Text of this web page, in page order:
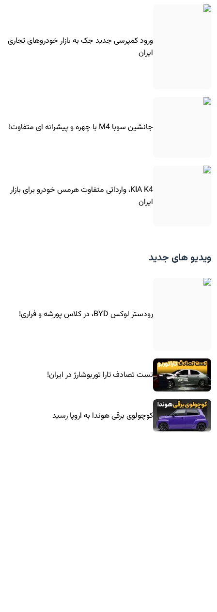
ورود کمپرسی جدید جک به بازار خودروهای تجاری
ایران
جانشین سوبا M4 با چهره و پیشرانه ای متفاوت!
KIA K4، وارداتی متفاوت هرمس خودرو برای بازار
ایران
ویدیو های جدید
رودستر لوکس BYD، در کلاس پورشه و فراری!
تست تصادف تارا توربوشارژ در ایران!
کوچولوی برقی هوندا به اروپا رسید